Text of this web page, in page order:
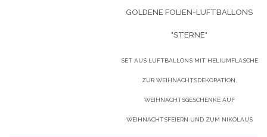
GOLDENE FOLIEN-LUFTBALLONS
"STERNE"
SET AUS LUFTBALLONS MIT HELIUMFLASCHE
ZUR WEIHNACHTSDEKORATION.
WEIHNACHTSGESCHENKE AUF
WEIHNACHTSFEIERN UND ZUM NIKOLAUS